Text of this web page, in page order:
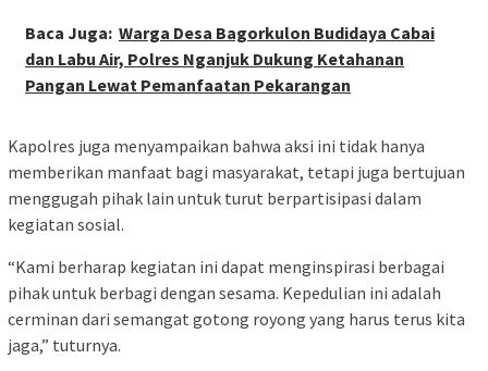
Baca Juga: Warga Desa Bagorkulon Budidaya Cabai
dan Labu Air, Polres Nganjuk Dukung Ketahanan
Pangan Lewat Pemanfaatan Pekarangan
Kapolres juga menyampaikan bahwa aksi ini tidak hanya
memberikan manfaat bagi masyarakat, tetapi juga bertujuan
menggugah pihak lain untuk turut berpartisipasi dalam
kegiatan sosial.
“Kami berharap kegiatan ini dapat menginspirasi berbagai
pihak untuk berbagi dengan sesama. Kepedulian ini adalah
cerminan dari semangat gotong royong yang harus terus kita
jaga,” tuturnya.